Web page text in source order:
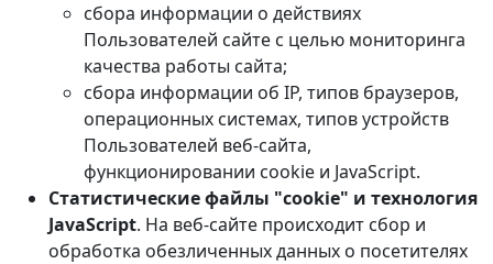
сбора информации о действиях
Пользователей сайте с целью мониторинга
качества работы сайта;
сбора информации об IP, типов браузеров,
операционных системах, типов устройств
Пользователей веб-сайта,
функционировании cookie и JavaScript.
Статистические файлы "cookie" и технология
JavaScript. На веб-сайте происходит сбор и
обработка обезличенных данных о посетителях